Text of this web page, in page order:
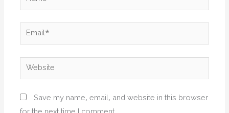
Email*
Website
Save my name, email, and website in this browser